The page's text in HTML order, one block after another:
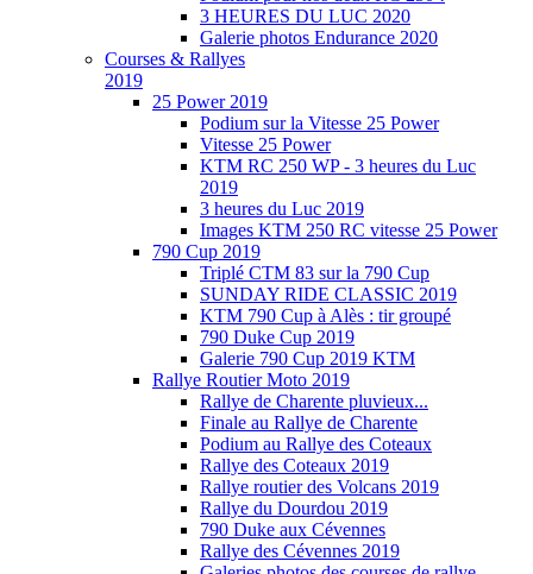
3 HEURES DU LUC 2020
Galerie photos Endurance 2020
Courses & Rallyes
2019
25 Power 2019
Podium sur la Vitesse 25 Power
Vitesse 25 Power
KTM RC 250 WP - 3 heures du Luc
2019
3 heures du Luc 2019
Images KTM 250 RC vitesse 25 Power
790 Cup 2019
Triplé CTM 83 sur la 790 Cup
SUNDAY RIDE CLASSIC 2019
KTM 790 Cup à Alès : tir groupé
790 Duke Cup 2019
Galerie 790 Cup 2019 KTM
Rallye Routier Moto 2019
Rallye de Charente pluvieux...
Finale au Rallye de Charente
Podium au Rallye des Coteaux
Rallye des Coteaux 2019
Rallye routier des Volcans 2019
Rallye du Dourdou 2019
790 Duke aux Cévennes
Rallye des Cévennes 2019